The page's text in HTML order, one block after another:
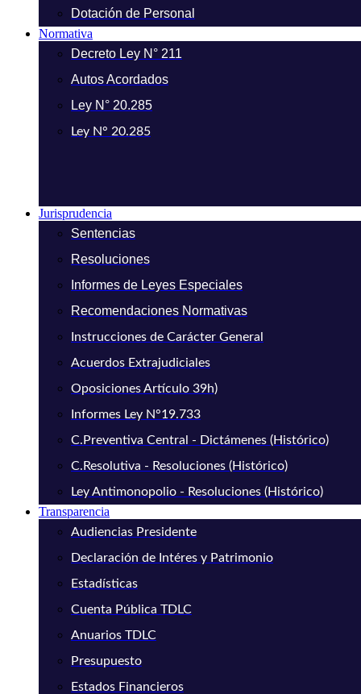
Dotación de Personal
Normativa
Decreto Ley N° 211
Autos Acordados
Ley N° 20.285
Ley N° 20.285
Jurisprudencia
Sentencias
Resoluciones
Informes de Leyes Especiales
Recomendaciones Normativas
Instrucciones de Carácter General
Acuerdos Extrajudiciales
Oposiciones Artículo 39h)
Informes Ley N°19.733
C.Preventiva Central - Dictámenes (Histórico)
C.Resolutiva - Resoluciones (Histórico)
Ley Antimonopolio - Resoluciones (Histórico)
Transparencia
Audiencias Presidente
Declaración de Intéres y Patrimonio
Estadísticas
Cuenta Pública TDLC
Anuarios TDLC
Presupuesto
Estados Financieros